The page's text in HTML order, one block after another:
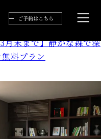
月末まで】静かな森で深
料プラン